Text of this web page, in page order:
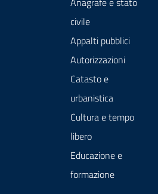
civile
Appalti pubblici
Autorizzazioni
Catasto e
urbanistica
Cultura e tempo
libero
Educazione e
formazione